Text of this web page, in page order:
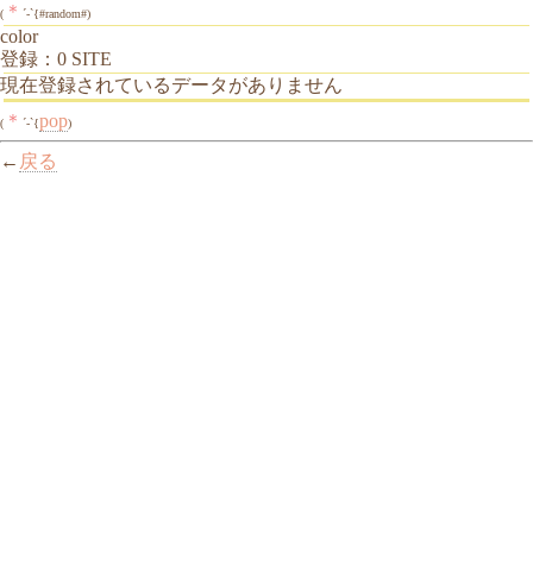
( ＊ ´-`{#random#)
color
登録：0 SITE
現在登録されているデータがありません
( ＊ ´-`{pop)
← 戻る